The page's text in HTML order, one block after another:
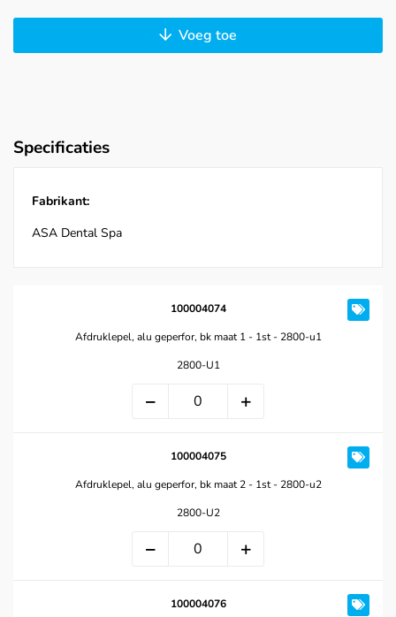
Voeg toe
Specificaties
Fabrikant:
ASA Dental Spa
100004074
Afdruklepel, alu geperfor, bk maat 1 - 1st - 2800-u1
2800-U1
100004075
Afdruklepel, alu geperfor, bk maat 2 - 1st - 2800-u2
2800-U2
100004076